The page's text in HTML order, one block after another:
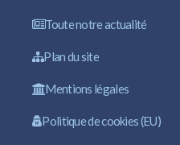
Toute notre actualité
Plan du site
Mentions légales
Politique de cookies (EU)